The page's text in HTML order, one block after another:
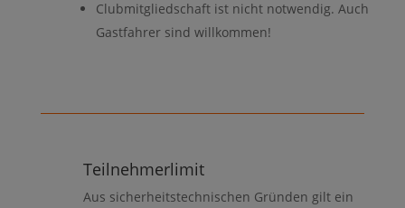
Clubmitgliedschaft ist nicht notwendig. Auch
Gastfahrer sind willkommen!
Teilnehmerlimit
Aus sicherheitstechnischen Gründen gilt ein